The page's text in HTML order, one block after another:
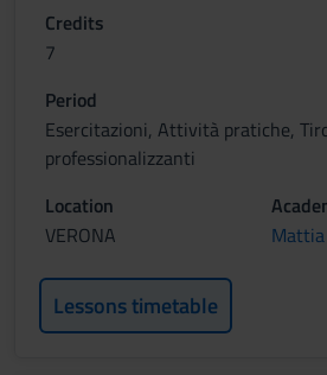
Credits
7
Period
Esercitazioni, Attività pratiche,
professionalizzanti
Location
VERONA
Lessons timetable